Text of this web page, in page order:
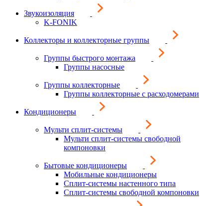
Звукоизоляция
K-FONIK
Коллекторы и коллекторные группы
Группы быстрого монтажа
Группы насосные
Группы коллекторные
Группы коллекторные с расходомерами
Кондиционеры
Мульти сплит-системы
Мульти сплит-системы свободной
компоновки
Бытовые кондиционеры
Мобильные кондиционеры
Сплит-системы настенного типа
Сплит-системы свободной компоновки